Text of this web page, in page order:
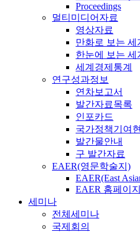
Proceedings
멀티미디어자료
영상자료
만화로 보는 세
한눈에 보는 세
세계경제통계
연구성과정보
연차보고서
발간자료목록
인포카드
국가정책기여
발간물안내
구 발간자료
EAER(영문학술지)
EAER(East
EAER 홈페이
세미나
전체세미나
국제회의